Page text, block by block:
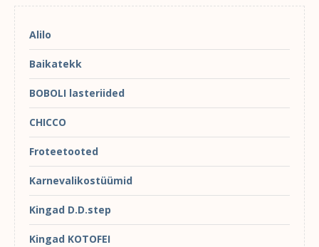
Alilo
Baikatekk
BOBOLI lasteriided
CHICCO
Froteetooted
Karnevalikostüümid
Kingad D.D.step
Kingad KOTOFEI